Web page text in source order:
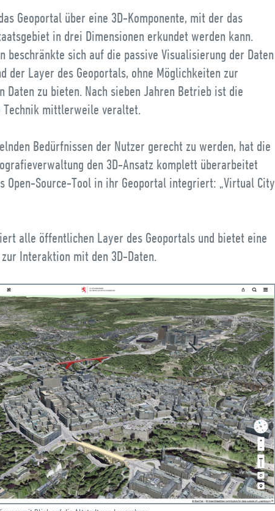
Geoportal über eine 3D-Komponente, mit der das
in drei Dimensionen erkundet werden kann.
beschränkte sich auf die passive Visualisierung der Daten
der Layer des Geoportals, ohne Möglichkeiten zur
Daten zu bieten. Nach sieben Jahren Betrieb ist die
Technik mittlerweile veraltet.
Bedürfnissen der Nutzer gerecht zu werden, hat die
den 3D-Ansatz komplett überarbeitet
Open-Source-Tool in ihr Geoportal integriert: „Virtual City
alle öffentlichen Layer des Geoportals und bietet eine
Interaktion mit den 3D-Daten.